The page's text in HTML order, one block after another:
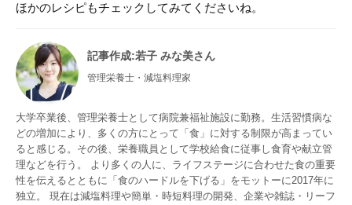
ほかのレシピもチェックしてみてくださいね。
記事作成:若子 みな美さん
管理栄養士・減塩料理家
大学卒業後、管理栄養士として病院兼福祉施設に勤務。生活習慣病な
どの増加により、多くの方にとって「食」に対する制限が高まってい
ると感じる。その後、栄養職員として学校給食に従事し食育や献立管
理などを行う。 より多くの人に、ライフステージに合わせた食の重要
性を伝えるとともに「食のハードルを下げる」をモットーに2017年に
独立。 現在は減塩料理や簡単・時短料理の開発、企業や雑誌・リーフ